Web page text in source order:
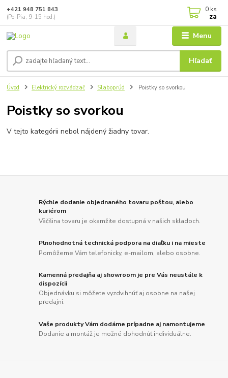
Menu
Hľadať
+421 948 751 843
(Po-Pia, 9-15 hod.)
0 ks
za
Úvod Elektrický rozvádzač Slaboprúd Poistky so svorkou
Poistky so svorkou
V tejto kategórii nebol nájdený žiadny tovar.
Rýchle dodanie objednaného tovaru poštou, alebo
kuriérom
Väčšina tovaru je okamžite dostupná v našich skladoch.
Plnohodnotná technická podpora na diaľku i na mieste
Pomôžeme Vám telefonicky, e-mailom, alebo osobne.
Kamenná predajňa aj showroom je pre Vás neustále k
dispozícii
Objednávku si môžete vyzdvihnúť aj osobne na našej
predajni.
Vaše produkty Vám dodáme prípadne aj namontujeme
Dodanie a montáž je možné dohodnúť individuálne.